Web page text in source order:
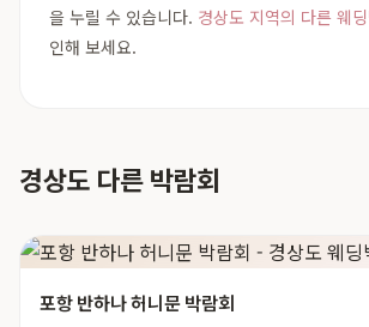
을 누릴 수 있습니다. 경상도 지역의 다른 웨
인해 보세요.
경상도 다른 박람회
포항 반하나 허니문 박람회